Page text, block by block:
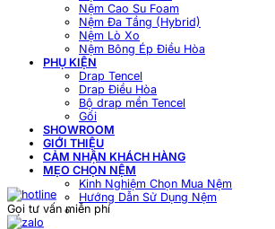
Nệm Cao Su Foam
Nệm Đa Tầng (Hybrid)
Nệm Lò Xo
Nệm Bông Ép Điều Hòa
PHỤ KIỆN
Drap Tencel
Drap Điều Hòa
Bộ drap mền Tencel
Gối
SHOWROOM
GIỚI THIỆU
CẢM NHẬN KHÁCH HÀNG
MẸO CHỌN NỆM
Kinh Nghiệm Chọn Mua Nệm
Hướng Dẫn Sử Dụng Nệm
Gọi tư vấn miễn phí